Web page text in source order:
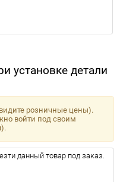
установке детали
розничные цены).
войти под своим
данный товар под заказ.